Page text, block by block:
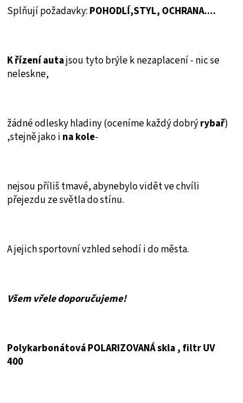
Splňují požadavky: POHODLÍ,STYL, OCHRANA....
K řízení autajsou tyto brýle k nezaplacení - nic se
neleskne,
žádné odlesky hladiny(oceníme každý dobrýrybař)
,stejně jako i na kole-
nejsou příliš tmavé, abynebylo vidět ve chvíli
přejezdu ze světla do stínu.
A jejich sportovní vzhled sehodí i do města.
Všem vřele doporučujeme!
Polykarbonátová POLARIZOVANÁ skla , filtr UV
400